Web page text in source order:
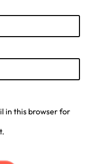
in this browser for